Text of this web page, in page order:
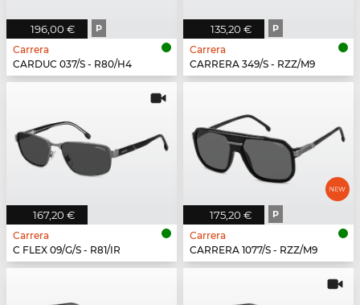
196,00 € P
Carrera
CARDUC 037/S - R80/H4
135,20 € P
Carrera
CARRERA 349/S - RZZ/M9
167,20 €
Carrera
C FLEX 09/G/S - R81/IR
175,20 € P
Carrera
CARRERA 1077/S - RZZ/M9